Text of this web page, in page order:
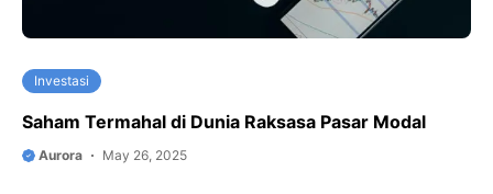
Investasi
Saham Termahal di Dunia Raksasa Pasar Modal
Aurora May 26, 2025